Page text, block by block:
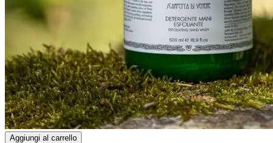
Aggiungi al carrello